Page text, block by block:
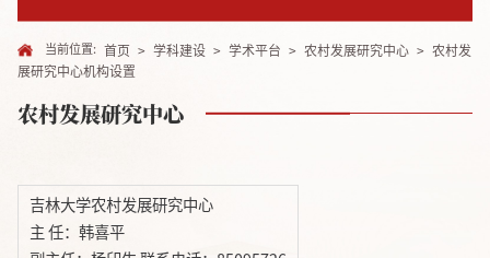
当前位置: 首页 > 学科建设 > 学术平台 > 农村发展研究中心 > 农村发
展研究中心机构设置
农村发展研究中心
吉林大学农村发展研究中心
主 任： 韩喜平